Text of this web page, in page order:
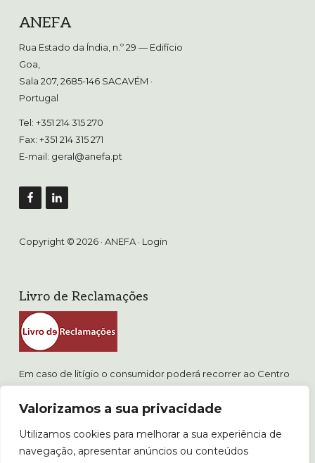
Valorizamos a sua privacidade
Utilizamos cookies para melhorar a sua experiência de
navegação, apresentar anúncios ou conteúdos
Footer
ANEFA
Rua Estado da Índia, n.º 29 — Edifício
Goa,
Sala 207, 2685-146 SACAVÉM ·
Portugal
Tel: +351 214 315 270
Fax: +351 214 315 271
E-mail: geral@anefa.pt
Copyright © 2026 · ANEFA · Login
Livro de Reclamações
Em caso de litígio o consumidor poderá recorrer ao Centro
www.consumidor.pt
POLÍTICA DE PRIVACIDADE